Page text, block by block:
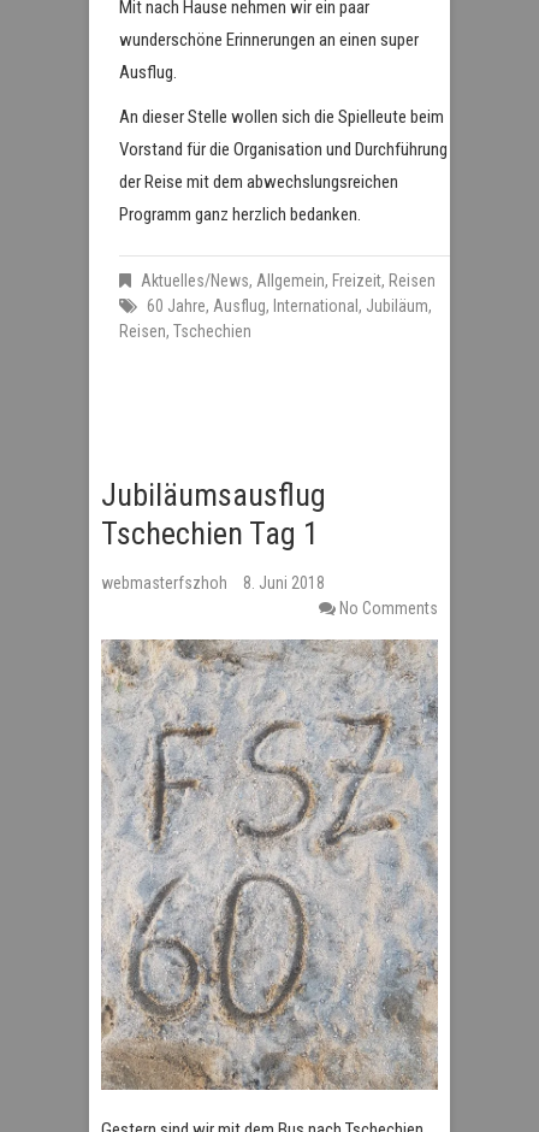
Mit nach Hause nehmen wir ein paar
wunderschöne Erinnerungen an einen super
Ausflug.
An dieser Stelle wollen sich die Spielleute beim
Vorstand für die Organisation und Durchführung
der Reise mit dem abwechslungsreichen
Programm ganz herzlich bedanken.
Aktuelles/News, Allgemein, Freizeit, Reisen
60 Jahre, Ausflug, International , Jubiläum,
Reisen, Tschechien
Jubiläumsausflug
Tschechien Tag 1
webmasterfszhoh
8. Juni 2018
No Comments